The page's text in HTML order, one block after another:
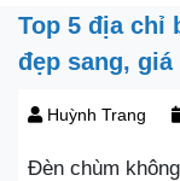
Top 5 địa chỉ
đẹp sang,
Huỳnh Trang
Đèn chùm